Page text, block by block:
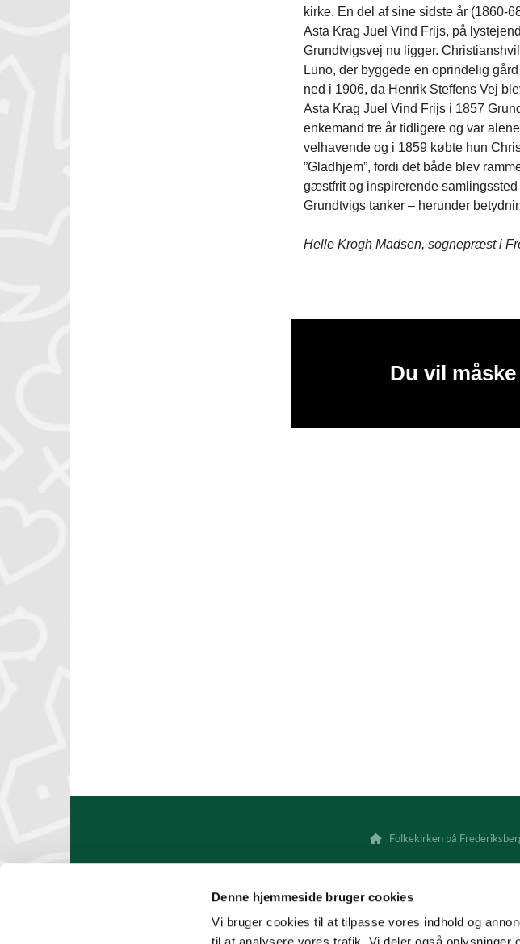
Denne hjemmeside bruger cookies
Vi bruger cookies til at tilpasse vores indhold og
kirke. En del af sine sidste år (1860-
Asta Krag Juel Vind Frijs, på
Grundtvigsvej nu ligger.
Luno, der byggede en oprindelig
ned i 1906, da Henrik Steffens Vej
Asta Krag Juel Vind Frijs i 1857
enkemand tre år tidligere og var
velhavende og i 1859 købte hun
”Gladhjem”, fordi det både blev
gæstfrit og inspirerende
Grundtvigs tanker – herunder
Helle Krogh Madsen, sognepræst i
Du vil
Folkekirken på